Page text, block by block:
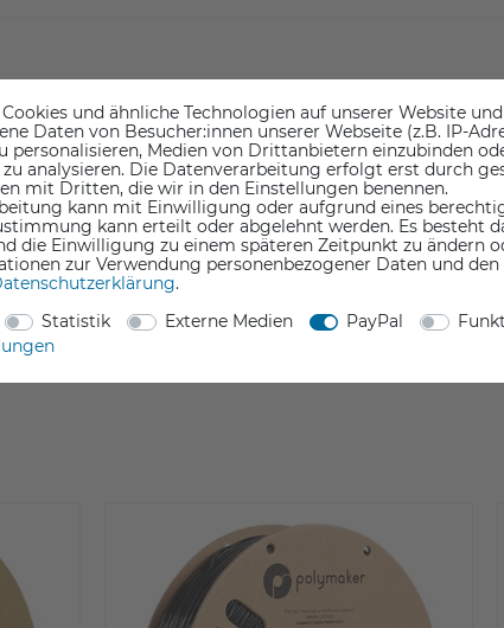
und ähnliche Technologien auf unserer Website
Daten von Besucher:innen unserer Webseite (z.B. IP-
personalisieren, Medien von Drittanbietern einzubinden
zu analysieren. Die Datenverarbeitung erfolgt erst durch
mit Dritten, die wir in den Einstellungen benennen.
kann mit Einwilligung oder aufgrund eines
kann erteilt oder abgelehnt werden. Es besteht
die Einwilligung zu einem späteren Zeitpunkt zu ändern
zur Verwendung personenbezogener Daten und
.
Statistik Externe Medien PayPal